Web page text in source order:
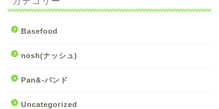
Basefood
nosh(ナッシュ)
Pan&-パンド
Uncategorized